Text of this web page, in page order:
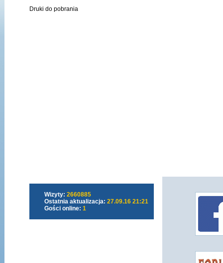
Druki do pobrania
Wizyty: 2660885
Ostatnia aktualizacja: 27.09.16 21:21
Gości online: 1